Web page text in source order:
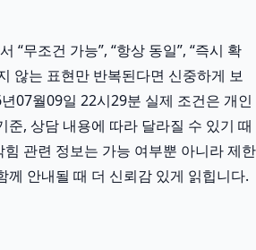
“무조건 가능”, “항상 동일”, “즉시 확
않는 표현만 반복된다면 신중하게 보
07월09일 22시29분 실제 조건은 개인
준, 상담 내용에 따라 달라질 수 있기 때
관련 정보는 가능 여부뿐 아니라 제한
께 안내될 때 더 신뢰감 있게 읽힙니다.